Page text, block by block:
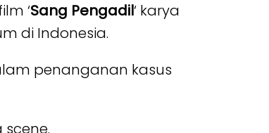
‘Sang Pengadil‘ karya
di Indonesia.
penanganan kasus